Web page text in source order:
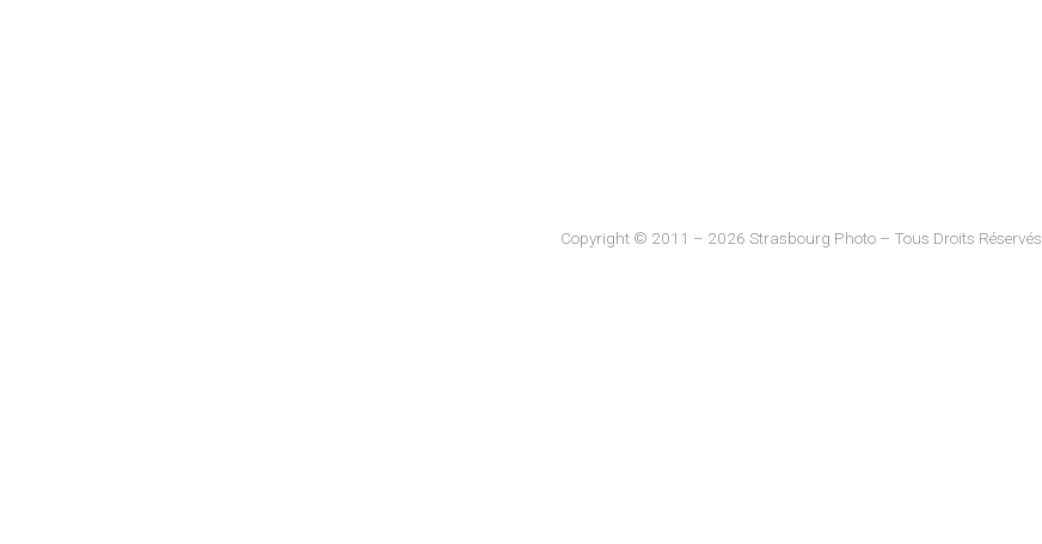
Copyright © 2011 – 2026 Strasbourg Photo – Tous Droits Réservés.